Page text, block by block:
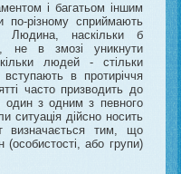
і багатьом іншим
по-різному сприймають
Людина, наскільки б
не в змозі уникнути
людей - стільки
в протиріччя
часто призводить до
з одним з певного
ситуація дійсно носить
визначається тим, що
(особистості, або групи)